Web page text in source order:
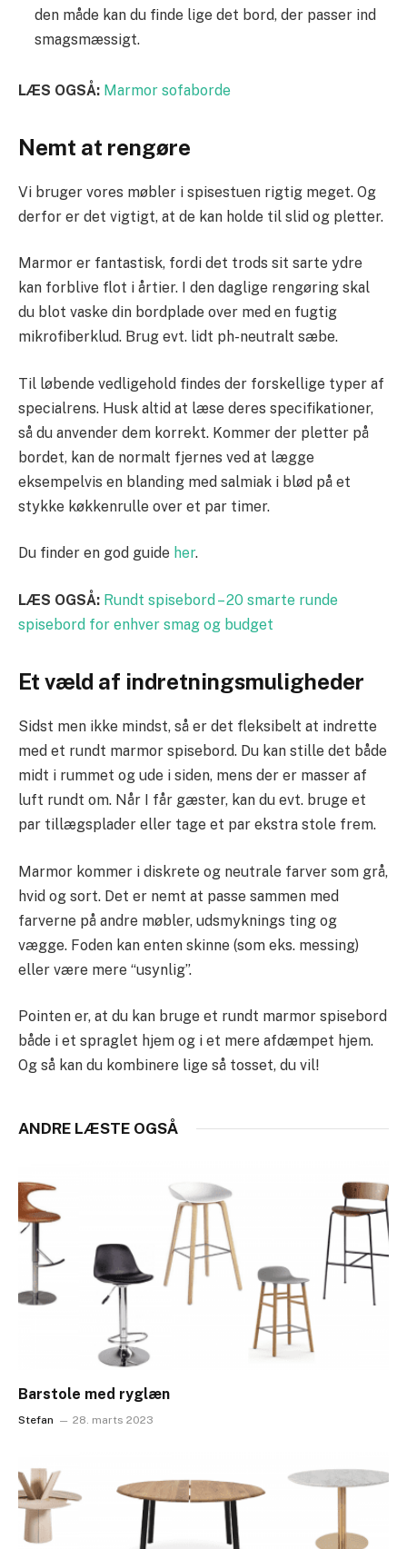
den måde kan du finde lige det bord, der passer ind
smagsmæssigt.
LÆS OGSÅ: Marmor sofaborde
Nemt at rengøre
Vi bruger vores møbler i spisestuen rigtig meget. Og
derfor er det vigtigt, at de kan holde til slid og pletter.
Marmor er fantastisk, fordi det trods sit sarte ydre
kan forblive flot i årtier. I den daglige rengøring skal
du blot vaske din bordplade over med en fugtig
mikrofiberklud. Brug evt. lidt ph-neutralt sæbe.
Til løbende vedligehold findes der forskellige typer af
specialrens. Husk altid at læse deres specifikationer,
så du anvender dem korrekt. Kommer der pletter på
bordet, kan de normalt fjernes ved at lægge
eksempelvis en blanding med salmiak i blød på et
stykke køkkenrulle over et par timer.
Du finder en god guide her.
LÆS OGSÅ: Rundt spisebord – 20 smarte runde
spisebord for enhver smag og budget
Et væld af indretningsmuligheder
Sidst men ikke mindst, så er det fleksibelt at indrette
med et rundt marmor spisebord. Du kan stille det både
midt i rummet og ude i siden, mens der er masser af
luft rundt om. Når I får gæster, kan du evt. bruge et
par tillægsplader eller tage et par ekstra stole frem.
Marmor kommer i diskrete og neutrale farver som grå,
hvid og sort. Det er nemt at passe sammen med
farverne på andre møbler, udsmyknings ting og
vægge. Foden kan enten skinne (som eks. messing)
eller være mere “usynlig”.
Pointen er, at du kan bruge et rundt marmor spisebord
både i et spraglet hjem og i et mere afdæmpet hjem.
Og så kan du kombinere lige så tosset, du vil!
ANDRE LÆSTE OGSÅ
Barstole med ryglæn
Stefan 28. marts 2023